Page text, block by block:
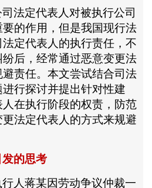
法定代表人对被执行公司
的作用，但是我国现行法
定代表人的执行责任，不
后，经常通过恶意变更法
责任。本文尝试结合司法
行探讨并提出针对性建
在执行阶段的权责，防范
法定代表人的方式来规避
的思考
人蒋某因劳动争议仲裁一